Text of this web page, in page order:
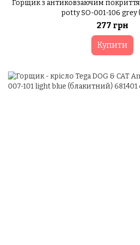
Горщик з антиковзаючим
potty SO-001-106 grey
277 грн
Купити